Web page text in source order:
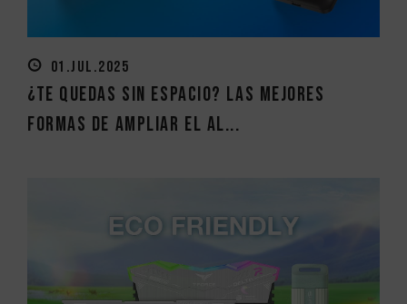
01.JUL.2025
¿Te quedas sin espacio? Las mejores
formas de ampliar el al...